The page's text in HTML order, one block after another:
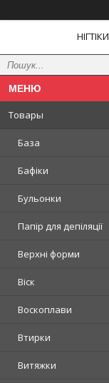
НІГТІКИ
Товары
База
Бафіки
Бульонки
Папір для депіляції
Верхні форми
Віск
Воскоплави
Втирки
Витяжки